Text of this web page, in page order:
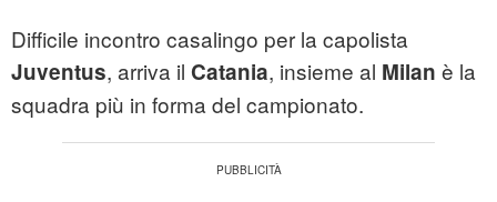
Difficile incontro casalingo per la capolista
Juventus, arriva il Catania, insieme al Milan è la
squadra più in forma del campionato.